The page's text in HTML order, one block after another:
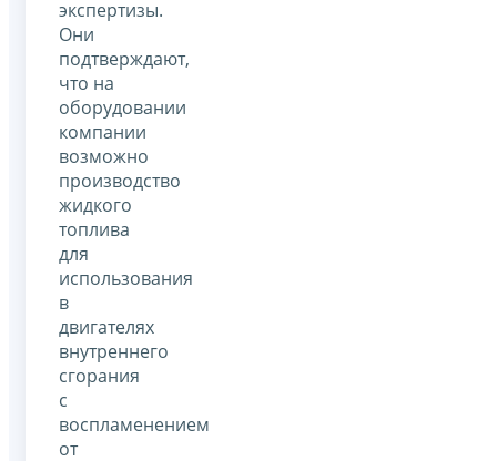
экспертизы.
Они
подтверждают,
что на
оборудовании
компании
возможно
производство
жидкого
топлива
для
использования
в
двигателях
внутреннего
сгорания
с
воспламенением
от